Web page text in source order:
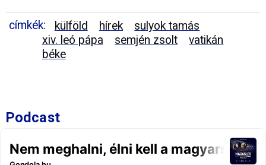
címkék: külföld hírek
sulyok tamás
xiv. leó pápa
semjén zsolt
vatikán
béke
Podcast